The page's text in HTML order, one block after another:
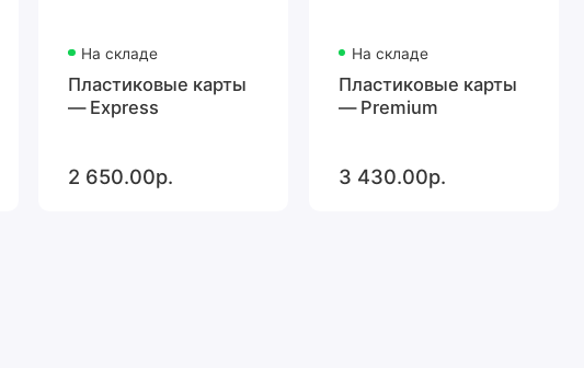
На складе
Пластиковые карты
— Express
2 650.00р.
На складе
Пластиковые карты
— Premium
3 430.00р.